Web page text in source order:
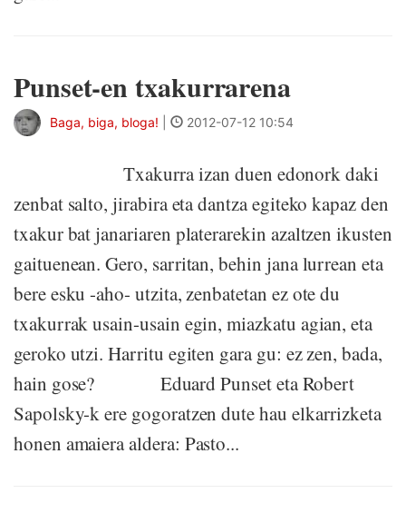
Punset-en txakurrarena
Baga, biga, bloga! 2012-07-12 10:54
Txakurra izan duen edonork daki
zenbat salto, jirabira eta dantza egiteko kapaz den
txakur bat janariaren platerarekin azaltzen ikusten
gaituenean. Gero, sarritan, behin jana lurrean eta
bere esku -aho- utzita, zenbatetan ez ote du
txakurrak usain-usain egin, miazkatu agian, eta
geroko utzi. Harritu egiten gara gu: ez zen, bada,
hain gose? Eduard Punset eta Robert
Sapolsky-k ere gogoratzen dute hau elkarrizketa
honen amaiera aldera: Pasto...